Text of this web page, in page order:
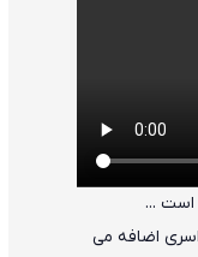
است ...
اضافه می